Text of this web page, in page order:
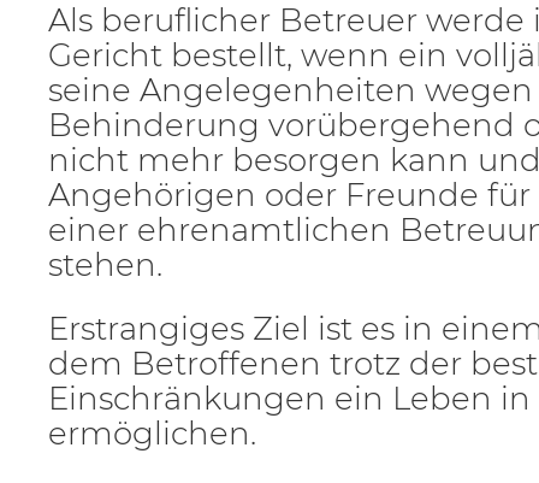
Als beruflicher Betreuer
Gericht bestellt, wenn ein
seine Angelegenheiten
Behinderung vorübergehend
nicht mehr besorgen kann
Angehörigen oder Freunde
einer ehrenamtlichen
stehen.
Erstrangiges Ziel ist es in
dem Betroffenen trotz der
Einschränkungen ein Leben
ermöglichen.